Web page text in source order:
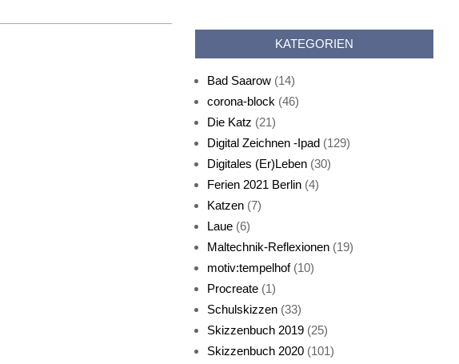
Live-Cat
KATEGORIEN
Bad Saarow(14)
corona-block (46)
Die Katz (21)
Digital Zeichnen -Ipad(129)
Digitales (Er)Leben(30)
Ferien 2021 Berlin(4)
Katzen(7)
Laue(6)
Maltechnik-Reflexionen(19)
motiv:tempelhof(10)
Procreate(1)
Schulskizzen(33)
Skizzenbuch 2019(25)
Skizzenbuch 2020(101)